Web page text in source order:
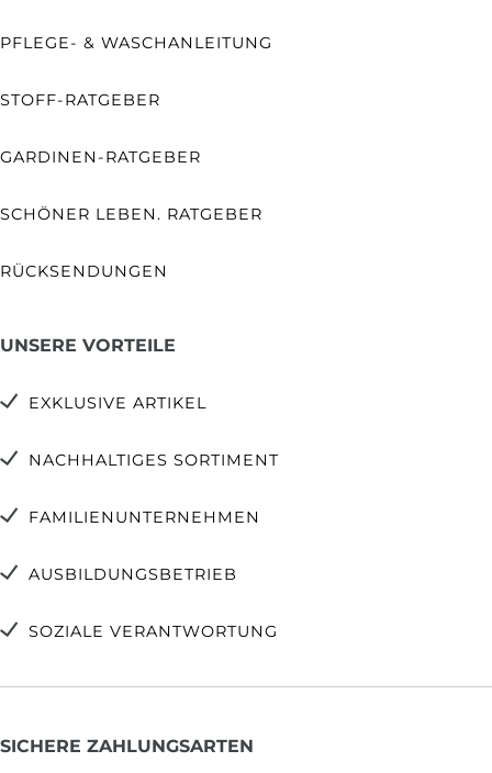
PFLEGE- & WASCHANLEITUNG
STOFF-RATGEBER
GARDINEN-RATGEBER
SCHÖNER LEBEN. RATGEBER
RÜCKSENDUNGEN
UNSERE VORTEILE
EXKLUSIVE ARTIKEL
NACHHALTIGES SORTIMENT
FAMILIENUNTERNEHMEN
AUSBILDUNGSBETRIEB
SOZIALE VERANTWORTUNG
SICHERE ZAHLUNGSARTEN